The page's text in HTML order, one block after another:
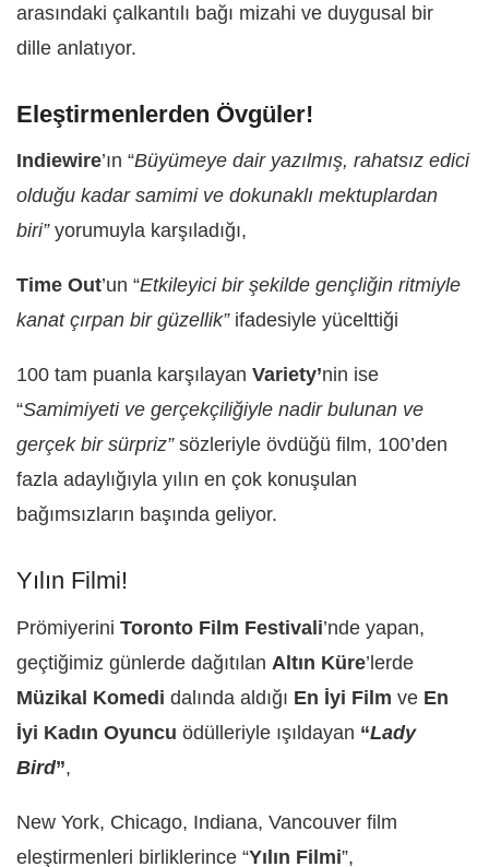
arasındaki çalkantılı bağı mizahi ve duygusal bir
dille anlatıyor.
Eleştirmenlerden Övgüler!
Indiewire’ın “Büyümeye dair yazılmış, rahatsız edici
olduğu kadar samimi ve dokunaklı mektuplardan
biri”yorumuyla karşıladığı,
Time Out’un “Etkileyici bir şekilde gençliğin ritmiyle
kanat çırpan bir güzellik” ifadesiyle yücelttiği
100 tam puanla karşılayan Variety’nin ise
“Samimiyeti ve gerçekçiliğiyle nadir bulunan ve
gerçek bir sürpriz”sözleriyle övdüğü film, 100’den
fazla adaylığıyla yılın en çok konuşulan
bağımsızların başında geliyor.
Yılın Filmi!
Prömiyerini Toronto Film Festivali’nde yapan,
geçtiğimiz günlerde dağıtılan Altın Küre’lerde
Müzikal Komedi dalında aldığı En İyi Film ve En
İyi Kadın Oyuncu ödülleriyle ışıldayan “Lady
Bird”,
New York, Chicago, Indiana, Vancouver film
eleştirmenleri birliklerince “Yılın Filmi”,